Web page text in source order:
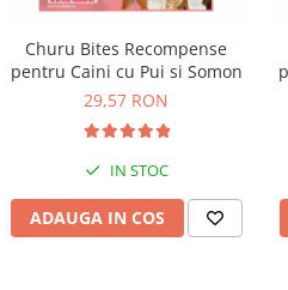
Churu Bites Recompense
pentru Caini cu Pui si Somon
29,57 RON
IN STOC
ADAUGA IN COS